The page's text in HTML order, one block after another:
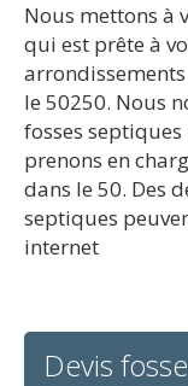
Nous mettons à
qui est prête à
le 50250. Nous
fosses
prenons en
dans le 50. Des
septiques
internet
Devis